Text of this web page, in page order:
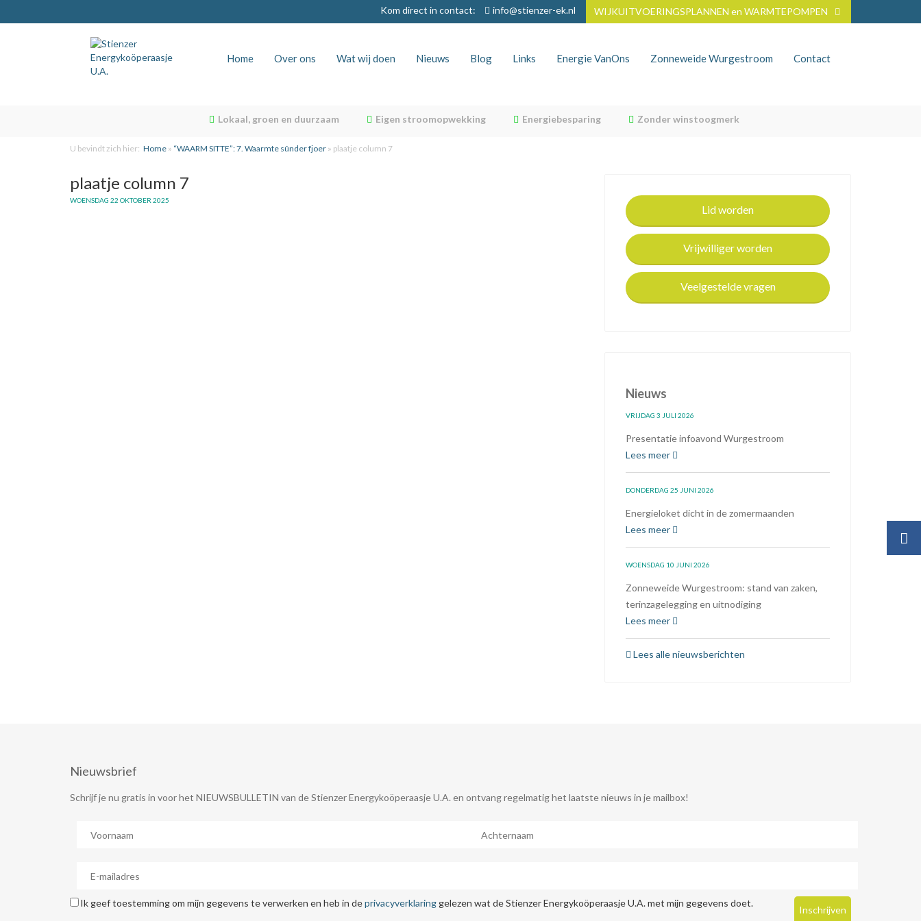
WIJKUITVOERINGSPLANNEN en WARMTEPOMPEN
Kom direct in contact: info@stienzer-ek.nl
Home Over ons Wat wij doen Nieuws Blog Links Energie VanOns Zonneweide Wurgestroom Contact
Lokaal, groen en duurzaam Eigen stroomopwekking Energiebesparing Zonder winstoogmerk
U bevindt zich hier: Home » “WAARM SITTE”: 7. Waarmte sûnder fjoer » plaatje column 7
plaatje column 7
WOENSDAG 22 OKTOBER 2025
Lid worden
Vrijwilliger worden
Veelgestelde vragen
Nieuws
VRIJDAG 3 JULI 2026
Presentatie infoavond Wurgestroom
Lees meer
DONDERDAG 25 JUNI 2026
Energieloket dicht in de zomermaanden
Lees meer
WOENSDAG 10 JUNI 2026
Zonneweide Wurgestroom: stand van zaken,
terinzagelegging en uitnodiging
Lees meer
Lees alle nieuwsberichten
Nieuwsbrief
Schrijf je nu gratis in voor het NIEUWSBULLETIN van de Stienzer Energykoöperaasje U.A. en ontvang regelmatig het laatste nieuws in je mailbox!
Ik geef toestemming om mijn gegevens te verwerken en heb in deprivacyverklaring gelezen wat de Stienzer Energykoöperaasje U.A. met mijn gegevens doet.